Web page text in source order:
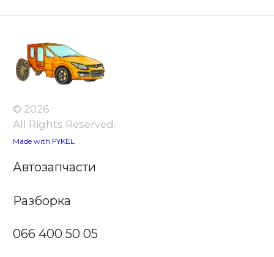
© 2026
All Rights Reserved.
Made with FYKEL
Автозапчасти
Разборка
066 400 50 05